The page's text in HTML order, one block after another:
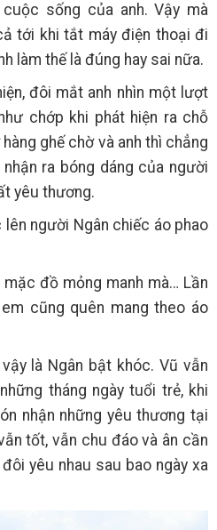
sống của anh. Vậy mà
tới khi tắt máy điện thoại đi
làm thế là đúng hay sai nữa.
đôi mắt anh nhìn một lượt
chớp khi phát hiện ra chỗ
ghế chờ và anh thì chẳng
ra bóng dáng của người
yêu thương.
lên người Ngân chiếc áo phao
mặc đồ mỏng manh mà… Lần
cũng quên mang theo áo
là Ngân bật khóc. Vũ vẫn
tháng ngày tuổi trẻ, khi
nhận những yêu thương tại
tốt, vẫn chu đáo và ân cần
yêu nhau sau bao ngày xa